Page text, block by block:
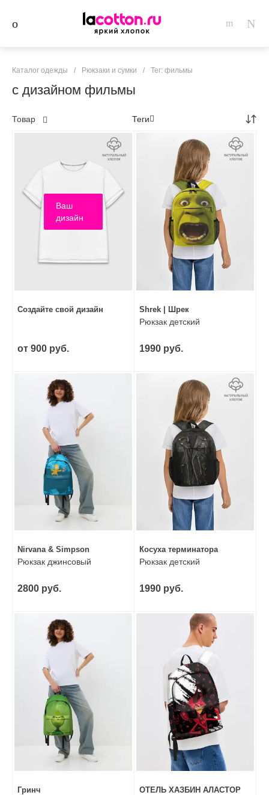
Каталог одежды / Рюкзаки и сумки / Тег: фильмы
с дизайном фильмы
Товар Теги
Ваш
дизайн
Создайте свой дизайн
от 900 руб.
Shrek | Шрек
Рюкзак детский
1990 руб.
Nirvana & Simpson
Рюкзак джинсовый
2800 руб.
Косуха терминатора
Рюкзак детский
1990 руб.
Гринч ОТЕЛЬ ХАЗБИН АЛАСТОР